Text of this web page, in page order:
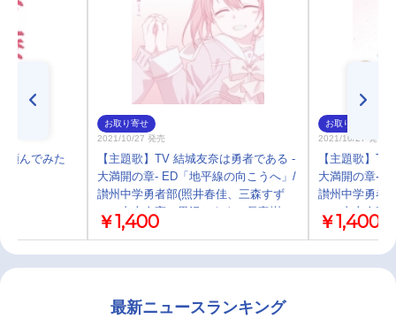
頼んでみた
お取り寄せ
2021/10/27 発売
【主題歌】TV 結城友奈は勇者である -
大満開の章- ED「地平線の向こうへ」/
讃州中学勇者部(照井春佳、三森すず
こ、内山夕実、黒沢ともよ、長妻樹
里、花澤香菜)
￥1,400
お取り寄せ
2021/10/27 発売
【主題歌】
大満開の章-
讃州中学勇者
こ、内山夕実
里、花澤香菜)
￥1,400
最新ニュースランキング